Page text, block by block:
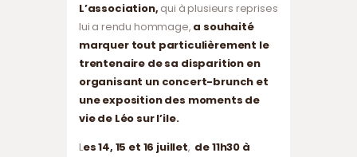
L’association, qui à plusieurs reprises
lui a rendu hommage, a souhaité
marquer tout particulièrement le
trentenaire de sa disparition en
organisant un concert-brunch et
une exposition des moments de
vie de Léo sur l’ile.
Les 14, 15 et 16 juillet, de 11h30 à